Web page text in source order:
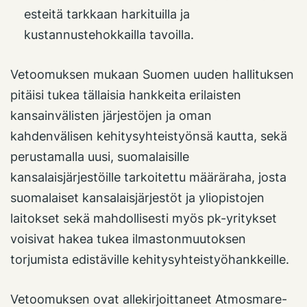
esteitä tarkkaan harkituilla ja
kustannustehokkailla tavoilla.
Vetoomuksen mukaan Suomen uuden hallituksen
pitäisi tukea tällaisia hankkeita erilaisten
kansainvälisten järjestöjen ja oman
kahdenvälisen kehitysyhteistyönsä kautta, sekä
perustamalla uusi, suomalaisille
kansalaisjärjestöille tarkoitettu määräraha, josta
suomalaiset kansalaisjärjestöt ja yliopistojen
laitokset sekä mahdollisesti myös pk-yritykset
voisivat hakea tukea ilmastonmuutoksen
torjumista edistäville kehitysyhteistyöhankkeille.
Vetoomuksen ovat allekirjoittaneet Atmosmare-